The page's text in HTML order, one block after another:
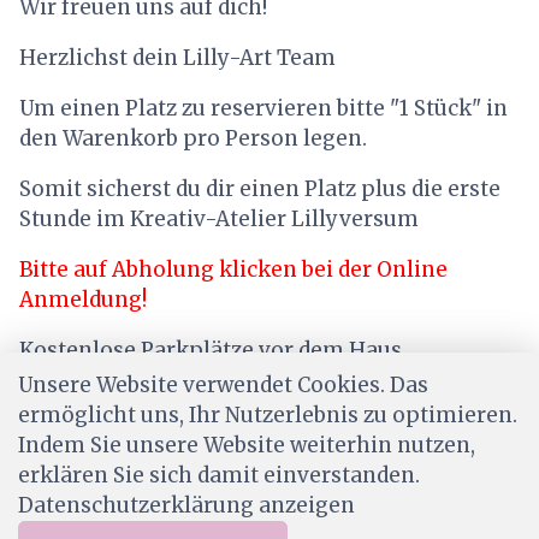
Wir freuen uns auf dich!
Herzlichst dein Lilly-Art Team
Um einen Platz zu reservieren bitte "1 Stück" in
den Warenkorb pro Person legen.
Somit sicherst du dir einen Platz plus die erste
Stunde im Kreativ-Atelier Lillyversum
Bitte auf Abholung klicken bei der Online
Anmeldung!
Kostenlose Parkplätze vor dem Haus
Unsere Website verwendet Cookies. Das
ermöglicht uns, Ihr Nutzerlebnis zu optimieren.
Indem Sie unsere Website weiterhin nutzen,
erklären Sie sich damit einverstanden.
Datenschutzerklärung anzeigen